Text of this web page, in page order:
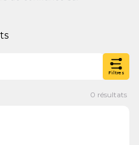
Filtres
0 résultats